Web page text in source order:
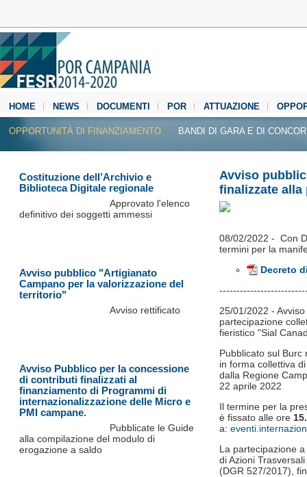
HOME NEWS DOCUMENTI POR ATTUAZIONE
MEDIA CENTER
OPPORTUNITÀ DI FINANZIAMENTO BANDI DI GARA E DI
Avviso
finalizzate alla
08/02/2022 - Con
termini per la
Decreto
25/01/2022 -
partecipazione
fieristico "Sial
Pubblicato sul Burc
in forma collettiva
dalla Regione
22 aprile 2022
Il termine per la
è fissato alle ore
a:
La partecipazione
di Azioni
(DGR 527/2017),
Costituzione dell’Archivio e
Biblioteca Digitale regionale
Approvato l'elenco
definitivo dei soggetti ammessi
Avviso pubblico "Artigianato
Campano per la valorizzazione del
territorio"
Avviso rettificato
Avviso Pubblico per la concessione
di contributi finalizzati al
finanziamento di Programmi di
internazionalizzazione delle Micro e
PMI campane.
Pubblicate le Guide
alla compilazione del modulo di
erogazione a saldo